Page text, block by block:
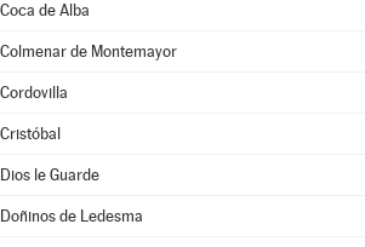
Coca de Alba
Colmenar de Montemayor
Cordovilla
Cristóbal
Dios le Guarde
Doñinos de Ledesma